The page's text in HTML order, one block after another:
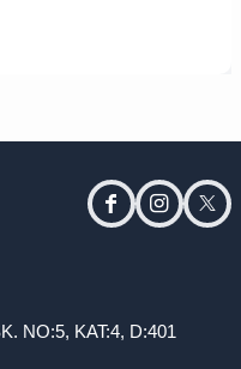
facebookinstagram
NO:5, KAT:4, D:401